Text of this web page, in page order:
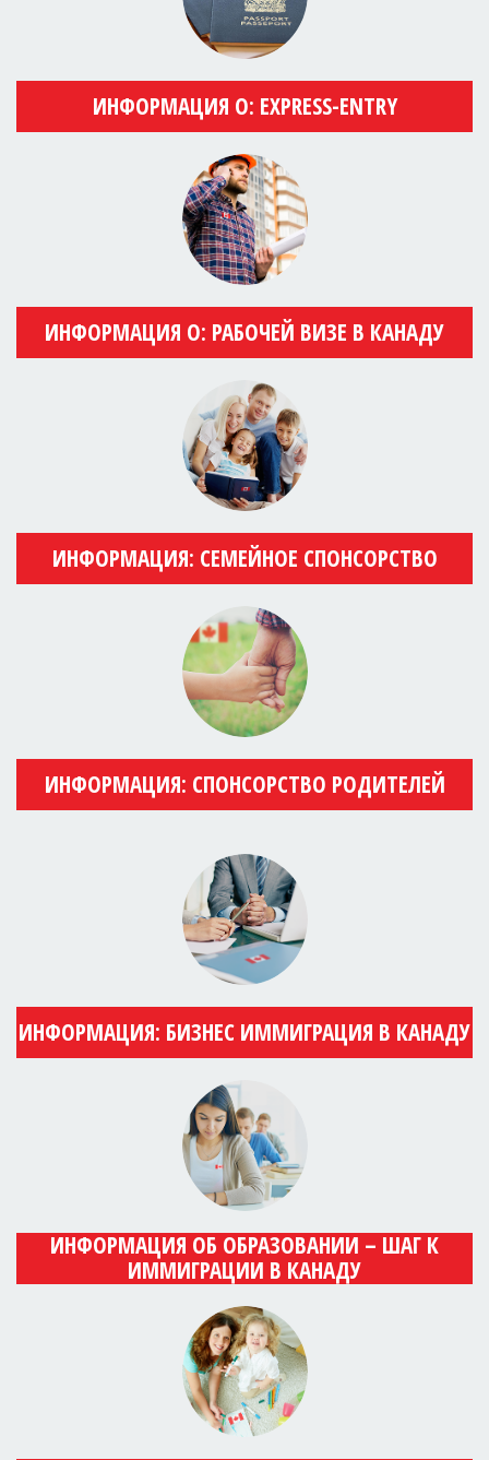
ИНФОРМАЦИЯ О: EXPRESS-ENTRY
ИНФОРМАЦИЯ О: РАБОЧЕЙ ВИЗЕ В КАНАДУ
ИНФОРМАЦИЯ: СЕМЕЙНОЕ СПОНСОРСТВО
ИНФОРМАЦИЯ: СПОНСОРСТВО РОДИТЕЛЕЙ
ИНФОРМАЦИЯ: БИЗНЕС ИММИГРАЦИЯ В КАНАДУ
ИНФОРМАЦИЯ ОБ ОБРАЗОВАНИИ – ШАГ К
ИММИГРАЦИИ В КАНАДУ